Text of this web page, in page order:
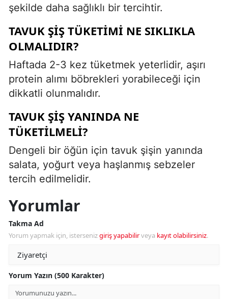
şekilde daha sağlıklı bir tercihtir.
TAVUK ŞIŞ TÜKETIMI NE SIKLIKLA
OLMALIDIR?
Haftada 2-3 kez tüketmek yeterlidir, aşırı
protein alımı böbrekleri yorabileceği için
dikkatli olunmalıdır.
TAVUK ŞIŞ YANINDA NE
TÜKETILMELI?
Dengeli bir öğün için tavuk şişin yanında
salata, yoğurt veya haşlanmış sebzeler
tercih edilmelidir.
Yorumlar
Takma Ad
Yorum yapmak için, istersenizgiriş yapabilirveya kayıt olabilirsiniz.
Yorum Yazın (500 Karakter)